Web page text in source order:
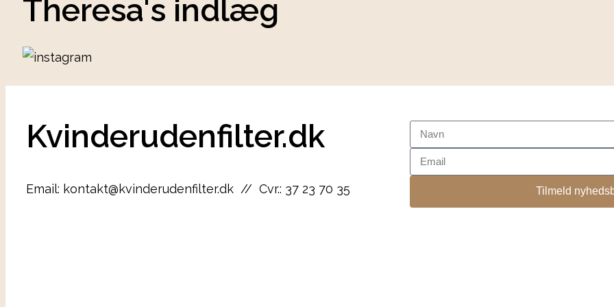
Theresa's indlæg
Kvinderudenfilter.dk
Email: kontakt@kvinderudenfilter.dk // Cvr.: 37 23 70 35 Tilmeld